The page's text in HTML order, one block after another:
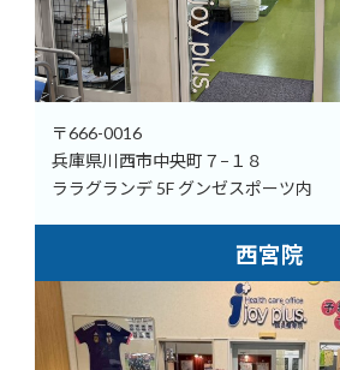
〒666-0016
兵庫県川西市中央町７−１８
ララグランデ 5F グンゼスポーツ内
西宮院